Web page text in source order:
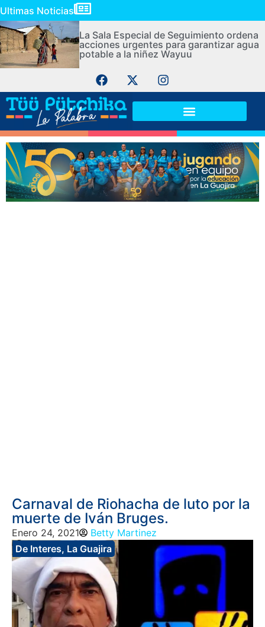
Ultimas Noticias
La Sala Especial de Seguimiento ordena
acciones urgentes para garantizar agua
potable a la niñez Wayuu
Carnaval de Riohacha de luto por la
muerte de Iván Bruges.
Enero 24, 2021
Betty Martinez
De Interes, La Guajira